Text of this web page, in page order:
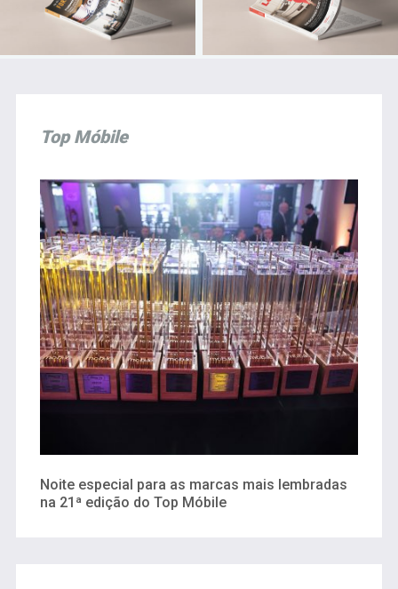
Top Móbile
Noite especial para as marcas mais lembradas
na 21ª edição do Top Móbile